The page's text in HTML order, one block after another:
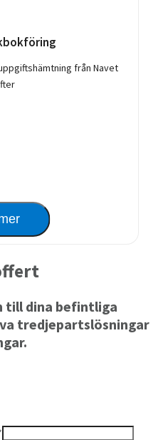
från Navet
dina befintliga
tredjepartslösningar